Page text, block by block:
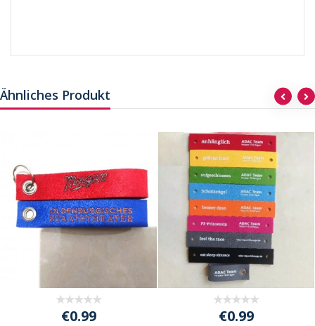
Ähnliches Produkt
€0.99 €0.99